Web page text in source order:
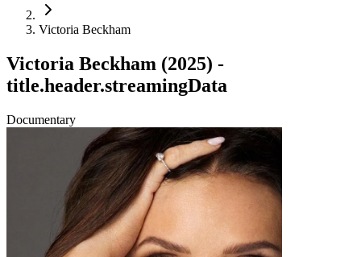
Victoria Beckham
Victoria Beckham (2025) -
title.header.streamingData
Documentary